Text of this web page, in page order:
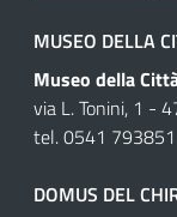
MUSEO DELLA
Museo della
via L. Tonini, 1 -
tel. 0541 793851
DOMUS DEL